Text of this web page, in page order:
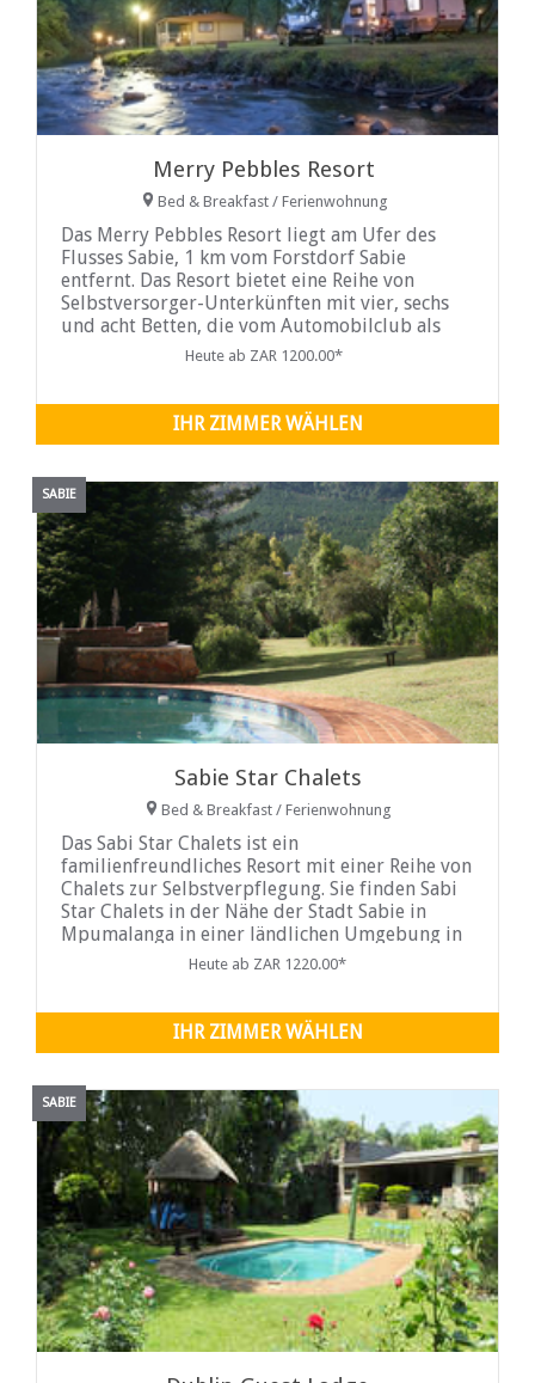
Merry Pebbles Resort
Bed & Breakfast / Ferienwohnung
Das Merry Pebbles Resort liegt am Ufer des
Flusses Sabie, 1 km vom Forstdorf Sabie
entfernt. Das Resort bietet eine Reihe von
Selbstversorger-Unterkünften mit vier, sechs
und acht Betten, die vom Automobilclub als
besonders empfehlenswert eingestuft wurden.
Heute ab ZAR 1200.00*
IHR ZIMMER WÄHLEN
SABIE
Sabie Star Chalets
Bed & Breakfast / Ferienwohnung
Das Sabi Star Chalets ist ein
familienfreundliches Resort mit einer Reihe von
Chalets zur Selbstverpflegung. Sie finden Sabi
Star Chalets in der Nähe der Stadt Sabie in
Mpumalanga in einer ländlichen Umgebung in
Heute ab ZAR 1220.00*
IHR ZIMMER WÄHLEN
SABIE